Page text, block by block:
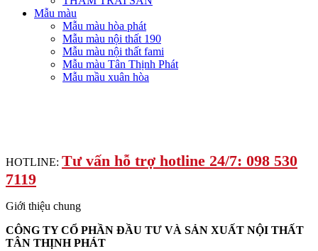
Mẫu màu
Mẫu màu hòa phát
Mẫu màu nội thất 190
Mẫu màu nội thất fami
Mẫu màu Tân Thịnh Phát
Mẫu mầu xuân hòa
HOTLINE: Tư vấn hỗ trợ hotline 24/7: 098 530
7119
Giới thiệu chung
CÔNG TY CỔ PHẦN ĐẦU TƯ VÀ SẢN XUẤT NỘI THẤT
TÂN THỊNH PHÁT